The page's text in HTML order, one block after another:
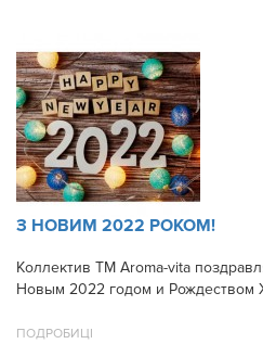
З НОВИМ 2022 РОКОМ!
Коллектив ТМ Aroma-vita
Новым 2022 годом и Рождеством
ПОДРОБИЦІ